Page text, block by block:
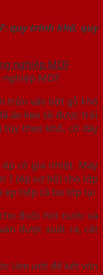
quy trình khô, quy
MDF
trộn vào bột gỗ khô
áo keo sẽ được trải
theo khổ, cỡ dày
có gia nhiệt. Máy
1 (ép sơ bộ) cho lớp
tiếp cả ba lớp lại
đuổi hơi nước và
được xuất ra, cắt
làm ướt để kết vón